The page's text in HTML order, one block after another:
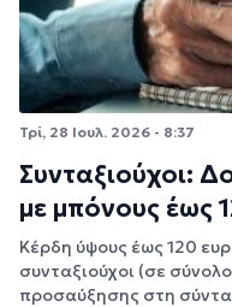
Τρί, 28 Ιουλ. 2026 - 8:37
Συνταξιούχοι:
με μπόνους έως
Κέρδη ύψους έως 120
συνταξιούχοι (σε
προσαύξησης στη